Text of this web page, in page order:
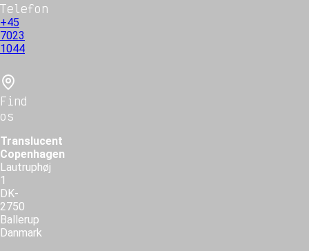
Telefon
+45
7023
1044
Find
os
Translucent
Copenhagen
Lautruphøj
1
DK-
2750
Ballerup
Danmark